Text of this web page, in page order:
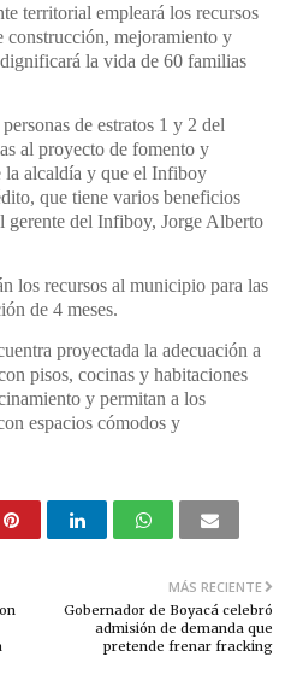
territorial empleará los recursos
construcción, mejoramiento y
la vida de 60 familias
de estratos 1 y 2 del
al proyecto de fomento y
la alcaldía y que el Infiboy
que tiene varios beneficios
del Infiboy, Jorge Alberto
los recursos al municipio para las
de 4 meses.
proyectada la adecuación a
pisos, cocinas y habitaciones
y permitan a los
espacios cómodos y
MÁS RECIENTE
Gobernador de Boyacá celebró
admisión de demanda que
pretende frenar fracking